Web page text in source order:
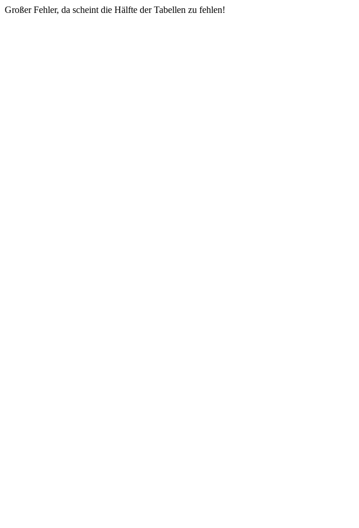
Großer Fehler, da scheint die Hälfte der Tabellen zu fehlen!